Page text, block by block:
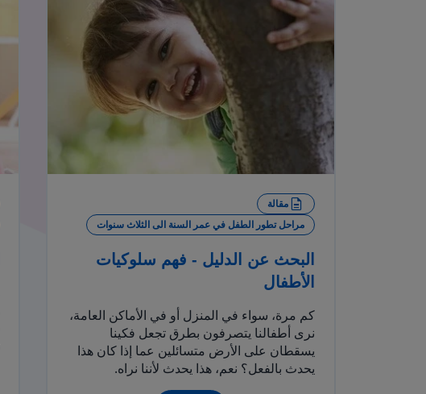
مقالة
مراحل تطور الطفل في عمر السنة الى الثلاث سنوات
البحث عن الدليل - فهم سلوكيات
الأطفال
كم مرة، سواء في المنزل أو في الأماكن العامة،
نرى أطفالنا يتصرفون بطرق تجعل فكينا
يسقطان على الأرض متسائلين عما إذا كان هذا
يحدث بالفعل؟ نعم، هذا يحدث لأننا نراه.